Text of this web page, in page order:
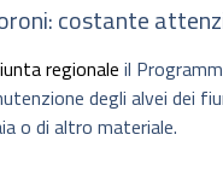
costante
regionale il
degli alvei dei
o di altro materiale.